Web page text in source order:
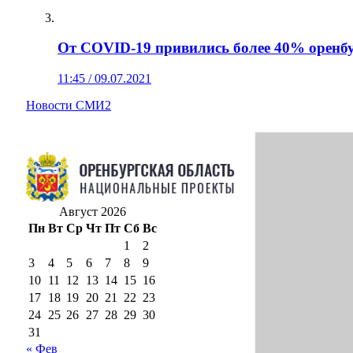
От COVID-19 привились более 40%
11:45 / 09.07.2021
Новости СМИ2
Август 2026
Пн Вт Ср Чт Пт Сб Вс
1
2
3
4 5 6 7 8
9
10 11 12 13 14 15 16
17 18 19 20 21 22 23
24 25 26 27 28 29 30
31
« Фев